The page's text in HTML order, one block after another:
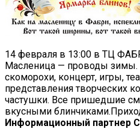
14 февраля в 13:00 в ТЦ
Масленица — проводы
скоморохи, концерт, игры,
представления творческих
частушки. Все пришедшие
вкусными
Информационный партнер